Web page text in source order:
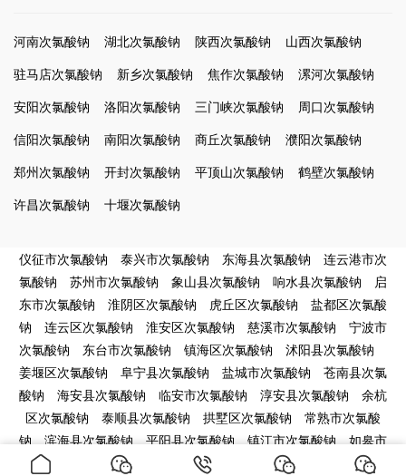
河南次氯酸钠 湖北次氯酸钠 陕西次氯酸钠
山西次氯酸钠
驻马店次氯酸钠
新乡次氯酸钠 焦作次氯酸钠
漯河次氯酸钠
安阳次氯酸钠
洛阳次氯酸钠 三门峡次氯酸钠
周口次氯酸钠
信阳次氯酸钠
南阳次氯酸钠 商丘次氯酸钠
濮阳次氯酸钠
郑州次氯酸钠
开封次氯酸钠 平顶山次氯酸钠
鹤壁次氯酸钠
许昌次氯酸钠
十堰次氯酸钠
仪征市次氯酸钠 泰兴市次氯酸钠 东海县次氯酸钠
连云港市次
氯酸钠
苏州市次氯酸钠 象山县次氯酸钠 响水县次氯酸钠
启
东市次氯酸钠
淮阴区次氯酸钠 虎丘区次氯酸钠
盐都区次氯酸
钠
连云区次氯酸钠 淮安区次氯酸钠 慈溪市次氯酸钠
宁波市
次氯酸钠
东台市次氯酸钠 镇海区次氯酸钠
沭阳县次氯酸钠
姜堰区次氯酸钠
阜宁县次氯酸钠 盐城市次氯酸钠
苍南县次氯
酸钠
海安县次氯酸钠 临安市次氯酸钠 淳安县次氯酸钠
余杭
区次氯酸钠
泰顺县次氯酸钠 拱墅区次氯酸钠
常熟市次氯酸
钠
滨海县次氯酸钠 平阳县次氯酸钠 镇江市次氯酸钠
如皋市
次氯酸钠
下城区次氯酸钠 宿豫区次氯酸钠 湖州市次氯酸钠